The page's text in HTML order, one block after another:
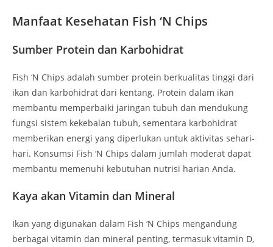
Manfaat Kesehatan Fish ‘N Chips
Sumber Protein dan Karbohidrat
Fish ‘N Chips adalah sumber protein berkualitas tinggi dari
ikan dan karbohidrat dari kentang. Protein dalam ikan
membantu memperbaiki jaringan tubuh dan mendukung
fungsi sistem kekebalan tubuh, sementara karbohidrat
memberikan energi yang diperlukan untuk aktivitas sehari-
hari. Konsumsi Fish ‘N Chips dalam jumlah moderat dapat
membantu memenuhi kebutuhan nutrisi harian Anda.
Kaya akan Vitamin dan Mineral
Ikan yang digunakan dalam Fish ‘N Chips mengandung
berbagai vitamin dan mineral penting, termasuk vitamin D,